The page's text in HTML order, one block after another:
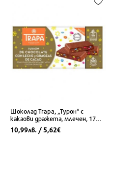
Шоколад Trapa, „Турон“ с
какаови дражета, млечен, 175
гр.
10,99лв. / 5,62€